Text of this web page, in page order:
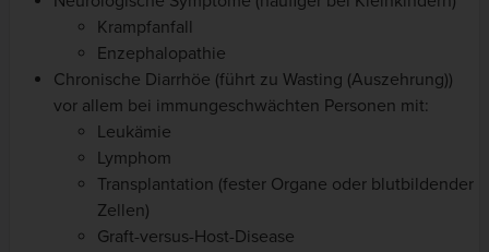
Krampfanfall
Enzephalopathie
Chronische Diarrhöe (führt zu Wasting (Auszehrung))
vor allem bei immungeschwächten Personen mit:
Leukämie
Lymphom
Transplantation (fester Organe oder blutbildender
Zellen)
Graft-versus-Host-Disease